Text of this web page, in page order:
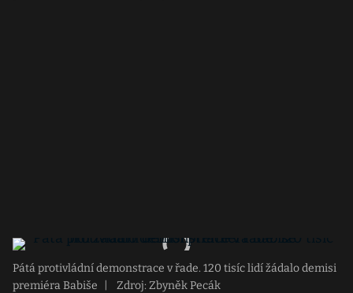
Pátá protivládní demonstrace v řade. 120 tisíc lidí žádalo demisi
premiéra Babiše
Zdroj: Zbyněk Pecák